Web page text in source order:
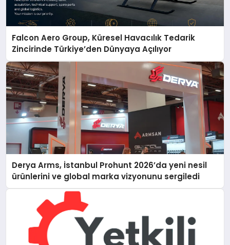
Falcon Aero Group, Küresel Havacılık Tedarik
Zincirinde Türkiye’den Dünyaya Açılıyor
Derya Arms, İstanbul Prohunt 2026’da yeni nesil
ürünlerini ve global marka vizyonunu sergiledi